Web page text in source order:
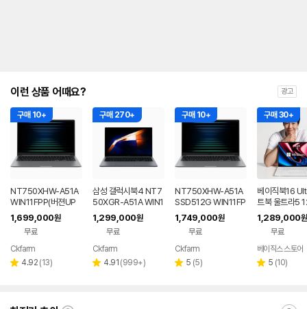
이런 상품 어때요? 광고
구매 10+
NT750XHW-A51A
WIN11FPP(버젼UP
설치) 삼성전자 갤럭시
북5 노트북
1,699,000원
무료
페이
Ckfarm
별 4.92 리
(13)
구매 270+
삼성 갤럭시북4 NT7
50XGR-A51A WIN1
1 FPP(버젼UP설치)
업무용 학생용 사무용
노트북 문스톤그레이
1,299,000원
무료
페이
Ckfarm
별 4.91 리
(999+)
구매 10+
NT750XHW-A51A
SSD512G WIN11FP
P(버젼UP설치) 삼성
전자 갤럭시북5 노트
1,749,000원
무료
Ckfarm
별 5 리
(5)
구매 30+
베이직북16
트북 울트라5
12GB 윈도우
용 업무용 게이
1,289,000원
무료
베이직스 스토어
별 5 리
(10)